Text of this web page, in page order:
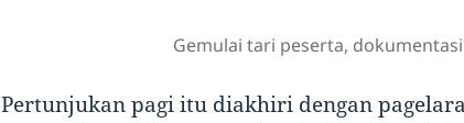
Gemulai tari peserta,
Pertunjukan pagi itu diakhiri dengan